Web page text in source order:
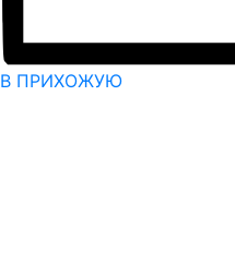
В ПРИХОЖУЮ